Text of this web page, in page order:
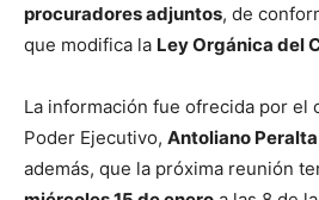
procuradores adjuntos, de
que modifica la Ley Orgánica del
La información fue ofrecida por el
Poder Ejecutivo, Antoliano Peralta
además, que la próxima reunión